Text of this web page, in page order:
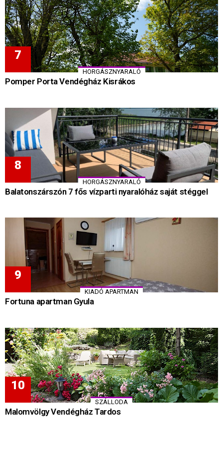
HORGÁSZNYARALÓ
Pomper Porta Vendégház Kisrákos
HORGÁSZNYARALÓ
Balatonszárszón 7 fős vízparti nyaralóház saját stéggel
KIADÓ APARTMAN
Fortuna apartman Gyula
SZÁLLODA
Malomvölgy Vendégház Tardos